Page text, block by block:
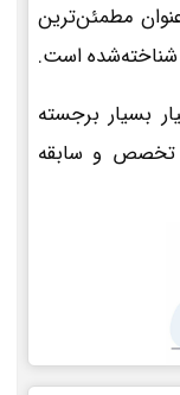
مطمئن‌ترین
است.
بسیار برجسته
تخصص و سابقه